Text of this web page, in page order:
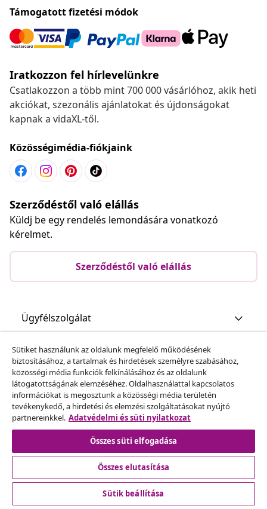
Támogatott fizetési módok
Iratkozzon fel hírlevelünkre
Csatlakozzon a több mint 700 000 vásárlóhoz, akik heti
akciókat, szezonális ajánlatokat és újdonságokat
kapnak a vidaXL-től.
Közösségimédia-fiókjaink
Szerződéstől való elállás
Küldj be egy rendelés lemondására vonatkozó
kérelmet.
Szerződéstől való elállás
Ügyfélszolgálat
Üzlet
vidaXL
Fedezz fel többet
Sütiket használunk az oldalunk megfelelő működésének
biztosításához, a tartalmak és hirdetések személyre szabásához,
közösségi média funkciók felkínálásához és az oldalunk
látogatottságának elemzéséhez. Oldalhasználattal kapcsolatos
információkat is megosztunk a közösségi média területén
tevékenykedő, a hirdetési és elemzési szolgáltatásokat nyújtó
partnereinkkel. Adatvédelmi és süti nyilatkozat
Összes süti elfogadása
Összes elutasítása
Sütik beállítása